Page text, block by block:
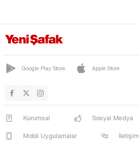
Google Play Store Apple Store
Kurumsal Sosyal Medya
Mobil Uygulamalar İletişim